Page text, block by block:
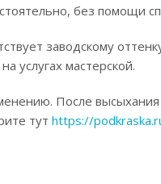
без помощи
заводскому
услугах мастерской.
После
тут https://